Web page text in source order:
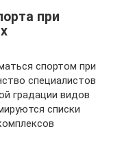
при
спортом при
специалистов
градации видов
списки